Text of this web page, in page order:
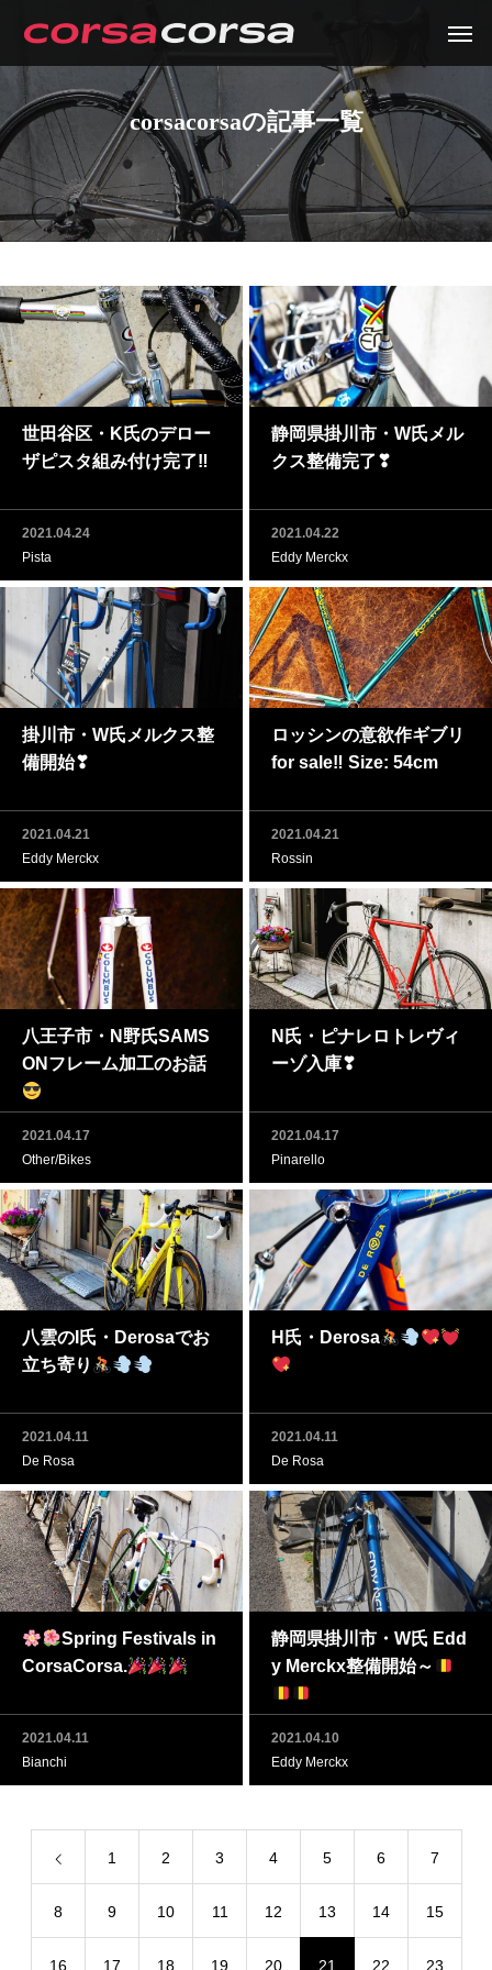
corsacorsaの記事一覧
世田谷区・K氏のデロー
ザピスタ組み付け完了‼
2021.04.24
Pista
静岡県掛川市・W氏メル
クス整備完了❣
2021.04.22
Eddy Merckx
掛川市・W氏メルクス整
備開始❣
2021.04.21
Eddy Merckx
ロッシンの意欲作ギブリ
for sale‼ Size: 54cm
2021.04.21
Rossin
八王子市・N野氏SAMS
ONフレーム加工のお話
2021.04.17
Other/Bikes
N氏・ピナレロトレヴィ
ーゾ入庫❣
2021.04.17
Pinarello
八雲のI氏・Derosaでお
立ち寄り
2021.04.11
De Rosa
H氏・Derosa
2021.04.11
De Rosa
Spring Festivals in
CorsaCorsa.
2021.04.11
Bianchi
静岡県掛川市・W氏 Edd
y Merckx整備開始～
2021.04.10
Eddy Merckx
1 2 3 4 5 6 7
8 9 10 11 12 13 14 15
16 17 18 19 20 21 22 23